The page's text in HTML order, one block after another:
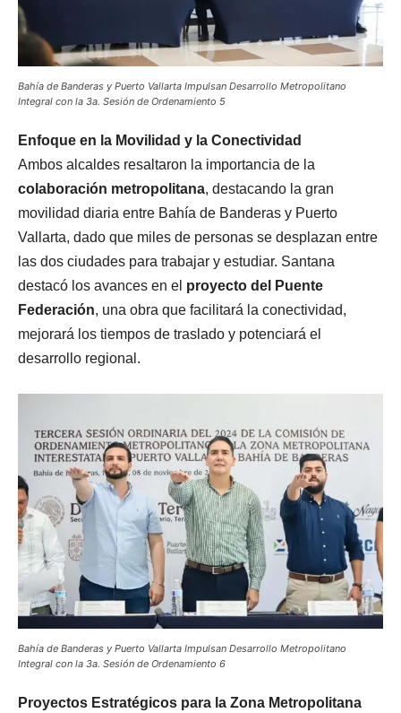
Bahía de Banderas y Puerto Vallarta Impulsan Desarrollo Metropolitano
Integral con la 3a. Sesión de Ordenamiento 5
Enfoque en la Movilidad y la Conectividad
Ambos alcaldes resaltaron la importancia de la
colaboración metropolitana, destacando la gran
movilidad diaria entre Bahía de Banderas y Puerto
Vallarta, dado que miles de personas se desplazan entre
las dos ciudades para trabajar y estudiar. Santana
destacó los avances en el proyecto del Puente
Federación, una obra que facilitará la conectividad,
mejorará los tiempos de traslado y potenciará el
desarrollo regional.
Bahía de Banderas y Puerto Vallarta Impulsan Desarrollo Metropolitano
Integral con la 3a. Sesión de Ordenamiento 6
Proyectos Estratégicos para la Zona Metropolitana